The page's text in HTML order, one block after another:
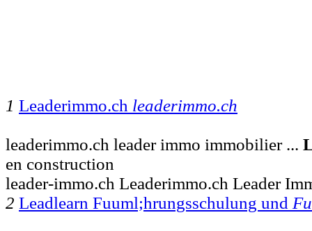
1 Leaderimmo.ch leaderimmo.ch
leaderimmo.ch leader immo immobilier ...
en construction
leader-immo.ch Leaderimmo.ch Leader
2 Leadlearn Fuuml;hrungsschulung und